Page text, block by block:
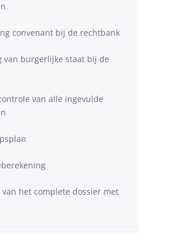
convenant bij de rechtbank
van burgerlijke staat bij de
van alle ingevulde
van het complete dossier met